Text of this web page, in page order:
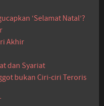
‘Selamat Natal’?
Akhir
dan Syariat
bukan Ciri-ciri Teroris